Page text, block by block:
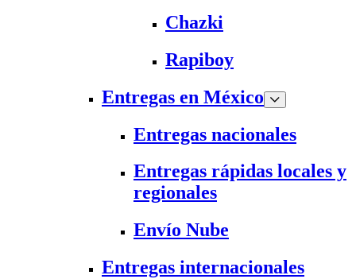
Chazki
Rapiboy
Entregas en México
Entregas nacionales
Entregas rápidas locales y
regionales
Envío Nube
Entregas internacionales